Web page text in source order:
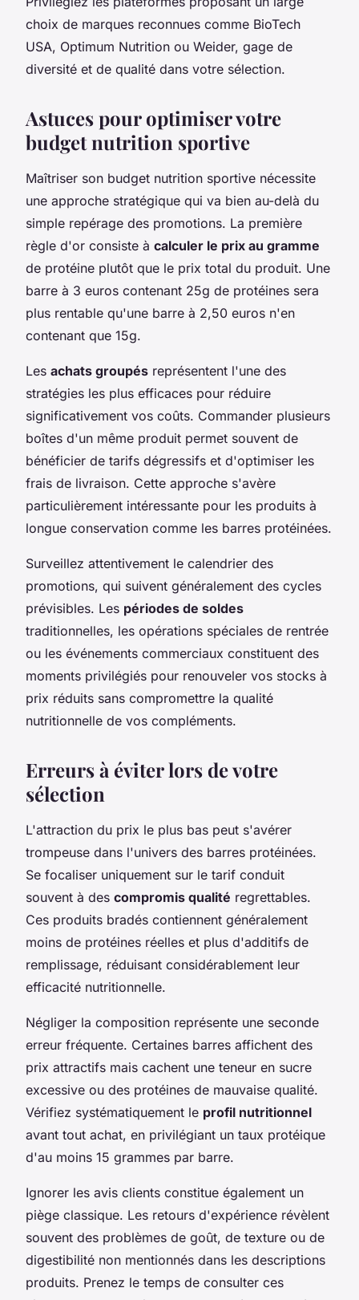
choix de marques reconnues comme BioTech
USA, Optimum Nutrition ou Weider, gage de
diversité et de qualité dans votre sélection.
Astuces pour optimiser votre
budget nutrition sportive
Maîtriser son budget nutrition sportive nécessite
une approche stratégique qui va bien au-delà du
simple repérage des promotions. La première
règle d'or consiste à calculer le prix au gramme
de protéine plutôt que le prix total du produit. Une
barre à 3 euros contenant 25g de protéines sera
plus rentable qu'une barre à 2,50 euros n'en
contenant que 15g.
Les achats groupés représentent l'une des
stratégies les plus efficaces pour réduire
significativement vos coûts. Commander plusieurs
boîtes d'un même produit permet souvent de
bénéficier de tarifs dégressifs et d'optimiser les
frais de livraison. Cette approche s'avère
particulièrement intéressante pour les produits à
longue conservation comme les barres protéinées.
Surveillez attentivement le calendrier des
promotions, qui suivent généralement des cycles
prévisibles. Les périodes de soldes
traditionnelles, les opérations spéciales de rentrée
ou les événements commerciaux constituent des
moments privilégiés pour renouveler vos stocks à
prix réduits sans compromettre la qualité
nutritionnelle de vos compléments.
Erreurs à éviter lors de votre
sélection
L'attraction du prix le plus bas peut s'avérer
trompeuse dans l'univers des barres protéinées.
Se focaliser uniquement sur le tarif conduit
souvent à des compromis qualité regrettables.
Ces produits bradés contiennent généralement
moins de protéines réelles et plus d'additifs de
remplissage, réduisant considérablement leur
efficacité nutritionnelle.
Négliger la composition représente une seconde
erreur fréquente. Certaines barres affichent des
prix attractifs mais cachent une teneur en sucre
excessive ou des protéines de mauvaise qualité.
Vérifiez systématiquement le profil nutritionnel
avant tout achat, en privilégiant un taux protéique
d'au moins 15 grammes par barre.
Ignorer les avis clients constitue également un
piège classique. Les retours d'expérience révèlent
souvent des problèmes de goût, de texture ou de
digestibilité non mentionnés dans les descriptions
produits. Prenez le temps de consulter ces